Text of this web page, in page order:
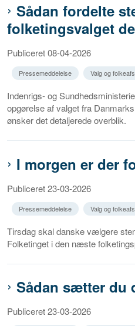
Sådan fordelte
folketingsvalget
Publiceret 08-04-2026
Pressemeddelelse Valg og
Indenrigs- og
opgørelse af valget fra
ønsker det detaljerede overblik.
I morgen er der
Publiceret 23-03-2026
Pressemeddelelse Valg og
Tirsdag skal danske vælgere
Folketinget i den næste
Sådan sætter du
Publiceret 23-03-2026